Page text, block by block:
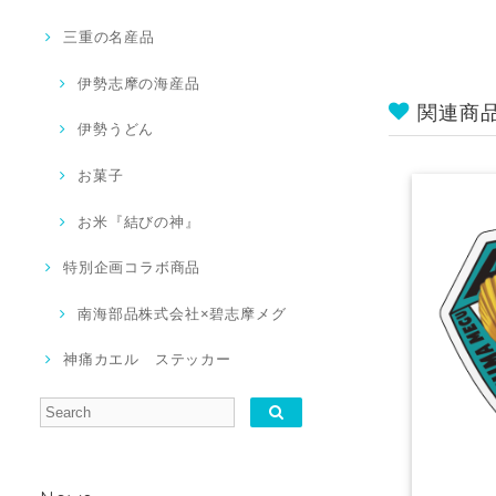
三重の名産品
伊勢志摩の海産品
伊勢うどん
お菓子
お米『結びの神』
特別企画コラボ商品
南海部品株式会社×碧志摩メグ
神痛カエル ステッカー
関連商